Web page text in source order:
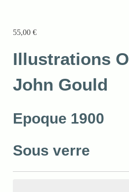
55,00€
Illustrations
John Gould
Epoque 1900
Sous verre